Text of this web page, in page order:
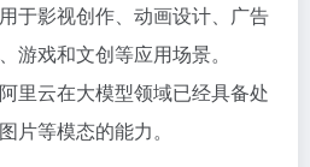
于影视创作、动画设计、广告
游戏和文创等应用场景。
里云在大模型领域已经具备处
片等模态的能力。